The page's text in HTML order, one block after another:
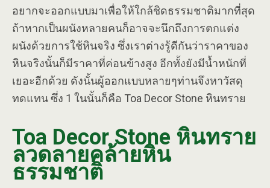
อยากจะออกแบบมาเพื่อให้ใกล้ชิดธรรมชาติมากที่สุด
ถ้าหากเป็นผนังหลายคนก็อาจจะนึกถึงการตกแต่ง
ผนังด้วยการใช้หินจริง ซึ่งเราต่างรู้ดีกันว่าราคาของ
หินจริงนั้นก็มีราคาที่ค่อนข้างสูง อีกทั้งยังมีน้ำหนักที่
เยอะอีกด้วย ดังนั้นผู้ออกแบบหลายๆท่านจึงหาวัสดุ
ทดแทน ซึ่ง 1 ในนั้นก็คือ Toa Decor Stone หินทราย
Toa Decor Stone หินทราย
ลวดลายคล้ายหิน
ธรรมชาติ